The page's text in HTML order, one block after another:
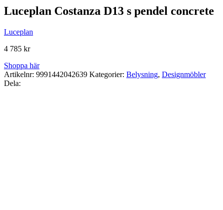
Luceplan Costanza D13 s pendel concrete
Luceplan
4 785 kr
Shoppa här
Artikelnr: 9991442042639 Kategorier: Belysning, Designmöbler
Dela: